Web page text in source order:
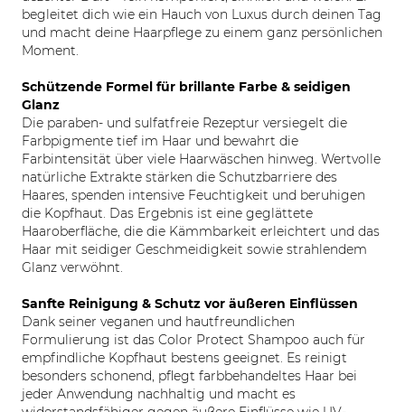
begleitet dich wie ein Hauch von Luxus durch deinen Tag
und macht deine Haarpflege zu einem ganz persönlichen
Moment.
Schützende Formel für brillante Farbe & seidigen
Glanz
Die paraben- und sulfatfreie Rezeptur versiegelt die
Farbpigmente tief im Haar und bewahrt die
Farbintensität über viele Haarwäschen hinweg. Wertvolle
natürliche Extrakte stärken die Schutzbarriere des
Haares, spenden intensive Feuchtigkeit und beruhigen
die Kopfhaut. Das Ergebnis ist eine geglättete
Haaroberfläche, die die Kämmbarkeit erleichtert und das
Haar mit seidiger Geschmeidigkeit sowie strahlendem
Glanz verwöhnt.
Sanfte Reinigung & Schutz vor äußeren Einflüssen
Dank seiner veganen und hautfreundlichen
Formulierung ist das Color Protect Shampoo auch für
empfindliche Kopfhaut bestens geeignet. Es reinigt
besonders schonend, pflegt farbbehandeltes Haar bei
jeder Anwendung nachhaltig und macht es